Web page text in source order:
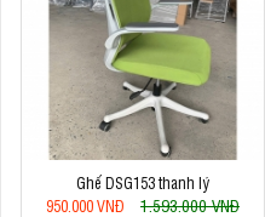
Ghế DSG153 thanh lý
950.000 VNĐ
1.593.000 VNĐ